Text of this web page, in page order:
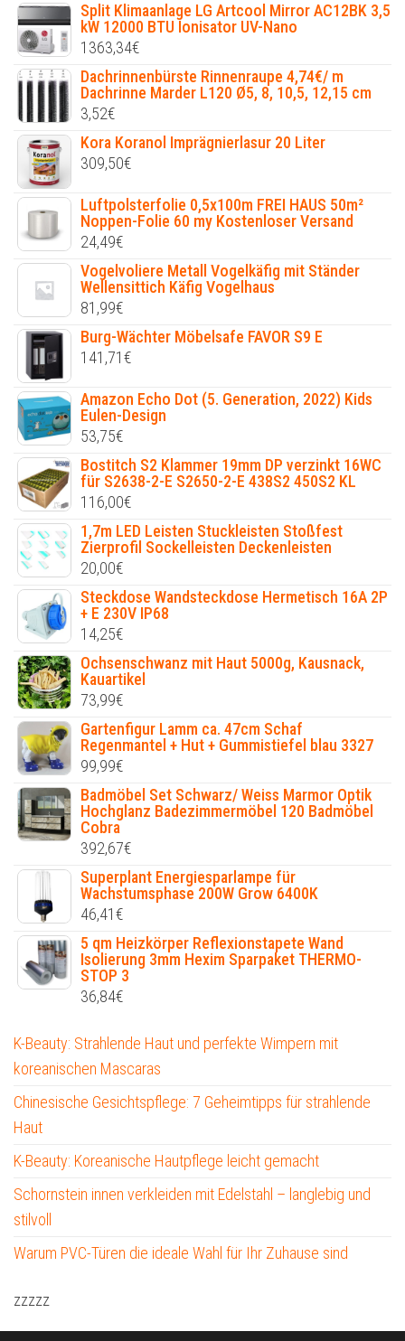
Split Klimaanlage LG Artcool Mirror AC12BK 3,5
kW 12000 BTU Ionisator UV-Nano
1363,34€
Dachrinnenbürste Rinnenraupe 4,74€/ m
Dachrinne Marder L120 Ø5, 8, 10,5, 12,15 cm
3,52€
Kora Koranol Imprägnierlasur 20 Liter
309,50€
Luftpolsterfolie 0,5x100m FREI HAUS 50m²
Noppen-Folie 60 my Kostenloser Versand
24,49€
Vogelvoliere Metall Vogelkäfig mit Ständer
Wellensittich Käfig Vogelhaus
81,99€
Burg-Wächter Möbelsafe FAVOR S9 E
141,71€
Amazon Echo Dot (5. Generation, 2022) Kids
Eulen-Design
53,75€
Bostitch S2 Klammer 19mm DP verzinkt 16WC
für S2638-2-E S2650-2-E 438S2 450S2 KL
116,00€
1,7m LED Leisten Stuckleisten Stoßfest
Zierprofil Sockelleisten Deckenleisten
20,00€
Steckdose Wandsteckdose Hermetisch 16A 2P
+ E 230V IP68
14,25€
Ochsenschwanz mit Haut 5000g, Kausnack,
Kauartikel
73,99€
Gartenfigur Lamm ca. 47cm Schaf
Regenmantel + Hut + Gummistiefel blau 3327
99,99€
Badmöbel Set Schwarz/ Weiss Marmor Optik
Hochglanz Badezimmermöbel 120 Badmöbel
Cobra
392,67€
Superplant Energiesparlampe für
Wachstumsphase 200W Grow 6400K
46,41€
5 qm Heizkörper Reflexionstapete Wand
Isolierung 3mm Hexim Sparpaket THERMO-
STOP 3
36,84€
K-Beauty: Strahlende Haut und perfekte Wimpern mit
koreanischen Mascaras
Chinesische Gesichtspflege: 7 Geheimtipps für strahlende
Haut
K-Beauty: Koreanische Hautpflege leicht gemacht
Schornstein innen verkleiden mit Edelstahl – langlebig und
stilvoll
Warum PVC-Türen die ideale Wahl für Ihr Zuhause sind
zzzzz